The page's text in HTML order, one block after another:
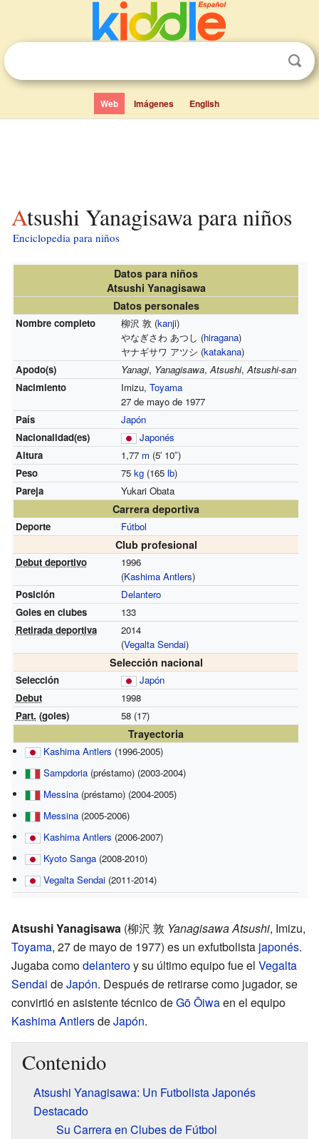
Web Imágenes English
Atsushi Yanagisawa para niños
Enciclopedia para niños
Datos para niños
Atsushi Yanagisawa
Datos personales
Nombre completo 柳沢 敦 (kanji)
やなぎさわ あつし (hiragana)
ヤナギサワ アツシ (katakana)
Apodo(s)
Yanagi, Yanagisawa, Atsushi, Atsushi-san
Nacimiento
Imizu, Toyama
27 de mayo de 1977
País
Japón
Nacionalidad(es)
Japonés
Altura
1,77 m (5′10″)
Peso
75 kg(165 lb)
Pareja
Yukari Obata
Carrera deportiva
Deporte Fútbol
Club profesional
Debut deportivo
1996
(Kashima Antlers)
Posición
Delantero
Goles en clubes
133
Retirada deportiva
2014
(Vegalta Sendai)
Selección nacional
Selección
Japón
Debut
1998
Part. (goles) 58 (17)
Trayectoria
Kashima Antlers (1996-2005)
Sampdoria (préstamo) (2003-2004)
Messina (préstamo) (2004-2005)
Messina (2005-2006)
Kashima Antlers (2006-2007)
Kyoto Sanga (2008-2010)
Vegalta Sendai (2011-2014)
Atsushi Yanagisawa (柳沢 敦 Yanagisawa Atsushi, Imizu,
Toyama, 27 de mayo de 1977) es un exfutbolista japonés.
Jugaba comodelanteroy su último equipo fue el Vegalta
Sendai deJapón. Después de retirarse como jugador, se
convirtió en asistente técnico deGō Ōiwaen el equipo
Kashima AntlersdeJapón.
Contenido
Atsushi Yanagisawa: Un Futbolista Japonés
Destacado
Su Carrera en Clubes de Fútbol